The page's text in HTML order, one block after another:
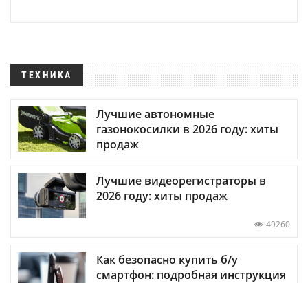
ТЕХНИКА
Лучшие автономные
газонокосилки в 2026 году: хиты
продаж
Лучшие видеорегистраторы в
2026 году: хиты продаж
49260
Как безопасно купить б/у
смартфон: подробная инструкция